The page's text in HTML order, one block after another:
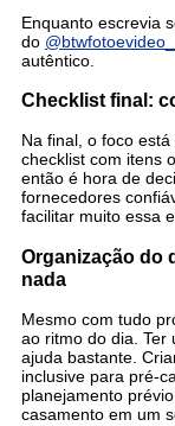
Enquanto escrevia
do @btwfotoevideo_
autêntico.
Checklist final:
Na final, o foco
checklist com itens
então é hora de
fornecedores
facilitar muito essa
Organização do
nada
Mesmo com tudo
ao ritmo do dia. Ter
ajuda bastante.
inclusive para pré-
planejamento
casamento em um